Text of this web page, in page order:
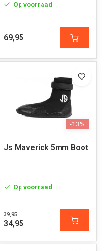
Op voorraad
69,95
-13%
Js Maverick 5mm Boot
Op voorraad
39,95
34,95